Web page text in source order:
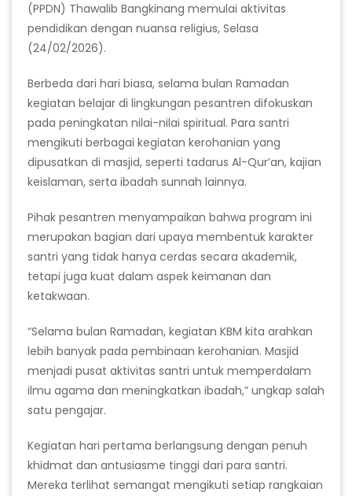
(PPDN) Thawalib Bangkinang memulai aktivitas
pendidikan dengan nuansa religius, Selasa
(24/02/2026).
Berbeda dari hari biasa, selama bulan Ramadan
kegiatan belajar di lingkungan pesantren difokuskan
pada peningkatan nilai-nilai spiritual. Para santri
mengikuti berbagai kegiatan kerohanian yang
dipusatkan di masjid, seperti tadarus Al-Qur’an, kajian
keislaman, serta ibadah sunnah lainnya.
Pihak pesantren menyampaikan bahwa program ini
merupakan bagian dari upaya membentuk karakter
santri yang tidak hanya cerdas secara akademik,
tetapi juga kuat dalam aspek keimanan dan
ketakwaan.
“Selama bulan Ramadan, kegiatan KBM kita arahkan
lebih banyak pada pembinaan kerohanian. Masjid
menjadi pusat aktivitas santri untuk memperdalam
ilmu agama dan meningkatkan ibadah,” ungkap salah
satu pengajar.
Kegiatan hari pertama berlangsung dengan penuh
khidmat dan antusiasme tinggi dari para santri.
Mereka terlihat semangat mengikuti setiap rangkaian